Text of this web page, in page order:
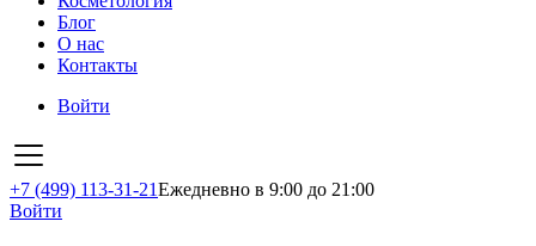
Блог
О нас
Контакты
Войти
+7 (499) 113-31-21Ежедневно в 9:00 до 21:00
Войти